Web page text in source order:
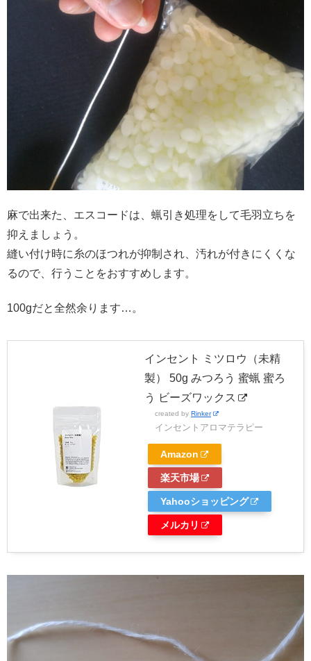
麻で出来た、エスコードは、蝋引き処理をして毛羽立ちを
抑えましょう。
縫い付け時に糸のほつれが抑制され、汚れが付きにくくな
るので、行うことをおすすめします。
100gだと全然余ります…。
インセント ミツロウ（未精
製） 50g みつろう 蜜蝋 蜜ろ
う ビーズワックス
created by Rinker
インセントアロマテラピー
Amazon
楽天市場
Yahooショッピング
メルカリ